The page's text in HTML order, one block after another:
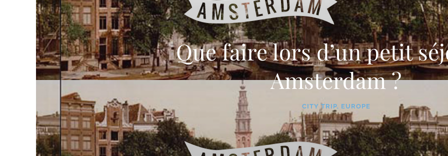
Que faire lors d’un petit
Amsterdam ?
CITY TRIP, EUROPE